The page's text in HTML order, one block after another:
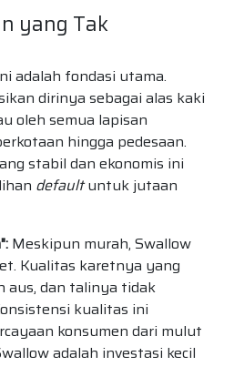
yang Tak
adalah fondasi utama.
dirinya sebagai alas kaki
oleh semua lapisan
hingga pedesaan.
stabil dan ekonomis ini
defaultuntuk jutaan
Meskipun murah, Swallow
Kualitas karetnya yang
aus, dan talinya tidak
kualitas ini
konsumen dari mulut
adalah investasi kecil